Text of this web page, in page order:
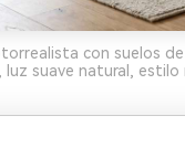
con suelos
luz suave natural,